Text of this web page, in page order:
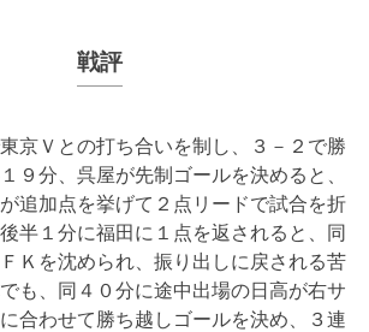
戦評
京Ｖとの打ち合いを制し、３－２で勝
９分、呉屋が先制ゴールを決めると、
追加点を挙げて２点リードで試合を折
半１分に福田に１点を返されると、同
Ｋを沈められ、振り出しに戻される苦
も、同４０分に途中出場の日高が右サ
合わせて勝ち越しゴールを決め、３連